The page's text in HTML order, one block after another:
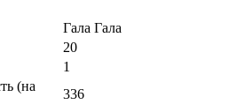
Гала Гала
20
1
(на
336